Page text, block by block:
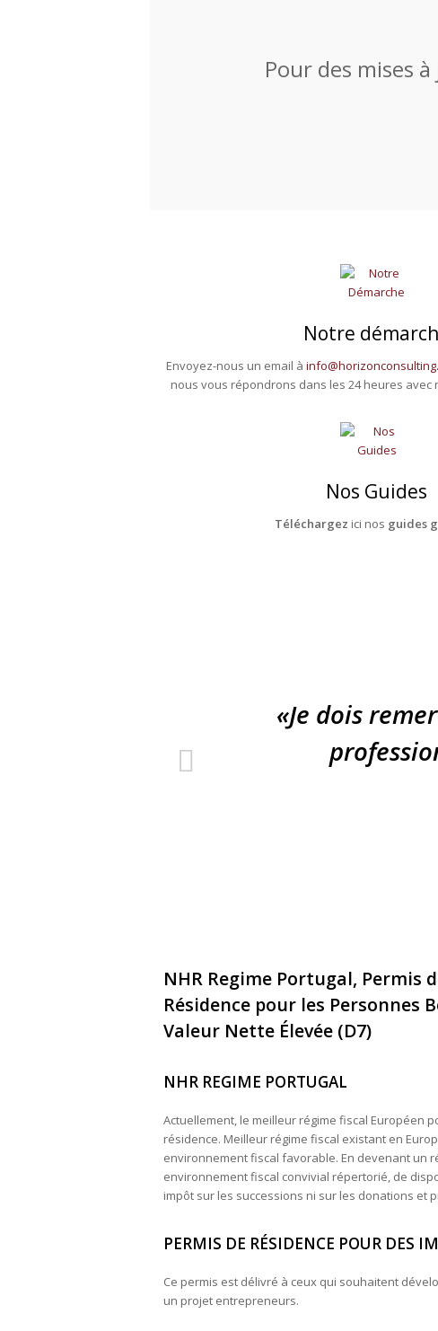
Pour des mises
Notre
Envoyez-nous un email à
nous vous répondrons dans les 24 heures avec
Nos Guides
Téléchargez ici nos guides
«Je dois
NHR Regime Portugal, Permis
Résidence pour les Personnes
Valeur Nette Élevée (D7)
NHR REGIME PORTUGAL
Actuellement, le meilleur régime fiscal Européen
résidence. Meilleur régime fiscal existant en
environnement fiscal favorable. En devenant un
environnement fiscal convivial répertorié, de
impôt sur les successions ni sur les donations et
PERMIS DE RÉSIDENCE POUR DES
Ce permis est délivré à ceux qui souhaitent
un projet entrepreneurs.